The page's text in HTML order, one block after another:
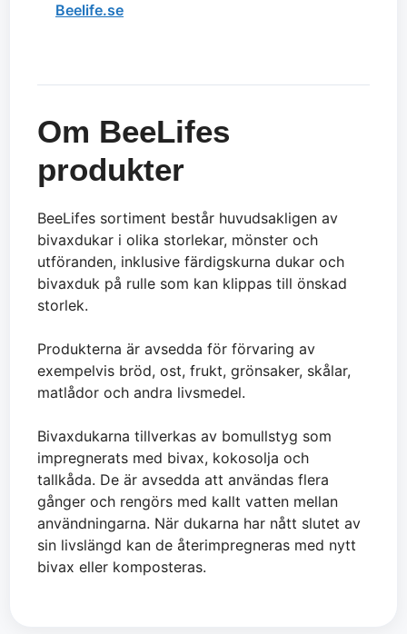
Beelife.se
Om BeeLifes
produkter
BeeLifes sortiment består huvudsakligen av
bivaxdukar i olika storlekar, mönster och
utföranden, inklusive färdigskurna dukar och
bivaxduk på rulle som kan klippas till önskad
storlek.
Produkterna är avsedda för förvaring av
exempelvis bröd, ost, frukt, grönsaker, skålar,
matlådor och andra livsmedel.
Bivaxdukarna tillverkas av bomullstyg som
impregnerats med bivax, kokosolja och
tallkåda. De är avsedda att användas flera
gånger och rengörs med kallt vatten mellan
användningarna. När dukarna har nått slutet av
sin livslängd kan de återimpregneras med nytt
bivax eller komposteras.